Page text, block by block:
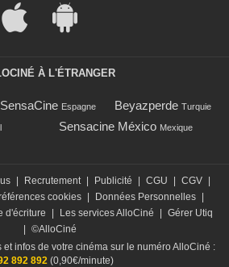
À L'ÉTRANGER
SensaCine Espagne Beyazperde Turquie
Sensacine México Mexique
Recrutement Publicité CGU CGV
cookies Données Personnelles
d'écriture Les services AlloCiné
Gérer Utiq
©AlloCiné
et infos de votre cinéma sur le numéro AlloCiné :
892 892(0,90€/minute)